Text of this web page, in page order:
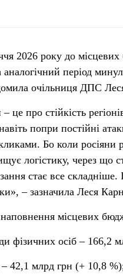
2026 року до
аналогічний період
очільниця ДПС
– це про стійкість
попри постійні
Бо коли росіяни
логістику, через що
стає все
– зазначила Леся
місцевих
фізичних осіб – 166,2
42,1 млрд грн (+ 10,8